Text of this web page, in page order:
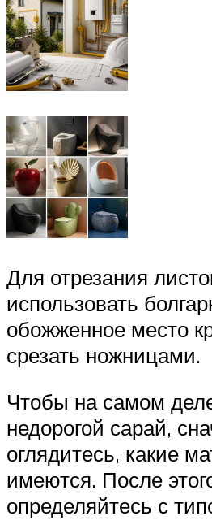
Для отрезания
использовать
обожженное место
срезать ножницами.
Чтобы на самом
недорогой сарай,
оглядитесь, какие
имеются. После
определяйтесь с